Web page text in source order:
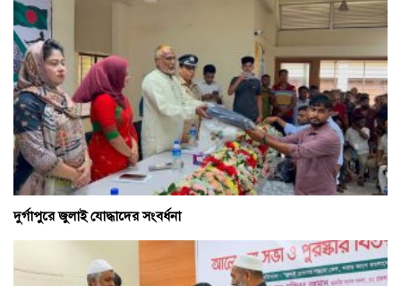
দুর্গাপুরে জুলাই যোদ্ধাদের সংবর্ধনা